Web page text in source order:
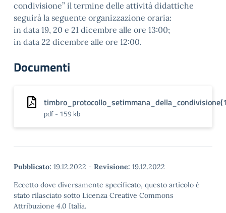
condivisione” il termine delle attività didattiche
seguirà la seguente organizzazione oraria:
in data 19, 20 e 21 dicembre alle ore 13:00;
in data 22 dicembre alle ore 12:00.
Documenti
pdf - 159 kb
Pubblicato: 19.12.2022 - Revisione: 19.12.2022
Eccetto dove diversamente specificato, questo articolo è
stato rilasciato sotto Licenza Creative Commons
Attribuzione 4.0 Italia.